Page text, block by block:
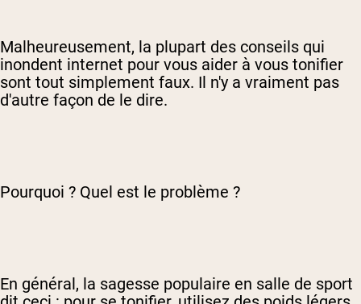
Malheureusement, la plupart des conseils qui
inondent internet pour vous aider à vous tonifier
sont tout simplement faux. Il n'y a vraiment pas
d'autre façon de le dire.
Pourquoi ? Quel est le problème ?
En général, la sagesse populaire en salle de sport